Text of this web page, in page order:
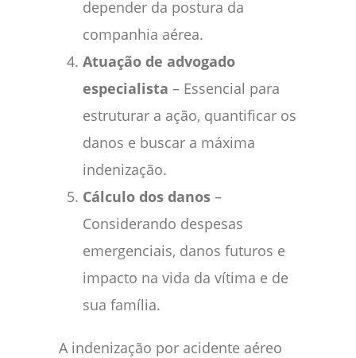
depender da postura da
companhia aérea.
Atuação de advogado
especialista – Essencial para
estruturar a ação, quantificar os
danos e buscar a máxima
indenização.
Cálculo dos danos –
Considerando despesas
emergenciais, danos futuros e
impacto na vida da vítima e de
sua família.
A indenização por acidente aéreo